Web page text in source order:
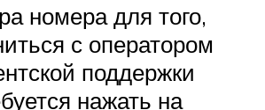
номера для того,
с оператором
поддержки
нажать на